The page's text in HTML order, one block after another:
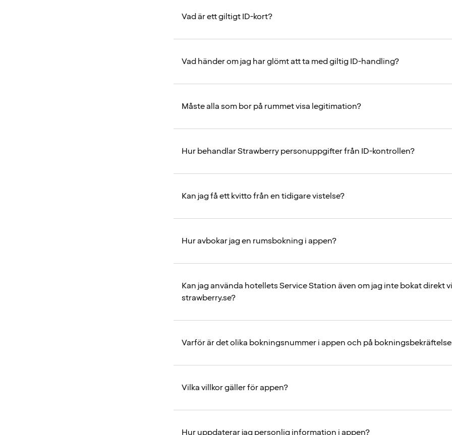
Vad är ett giltigt ID-kort?
Vad händer om jag har glömt att ta med giltig ID-handling?
Måste alla som bor på rummet visa legitimation?
Hur behandlar Strawberry personuppgifter från ID-kontrollen?
Kan jag få ett kvitto från en tidigare vistelse?
Hur avbokar jag en rumsbokning i appen?
Kan jag använda hotellets Service Station även om jag inte bokat direkt
strawberry.se?
Varför är det olika bokningsnummer i appen och på
Vilka villkor gäller för appen?
Hur uppdaterar jag personlig information i appen?